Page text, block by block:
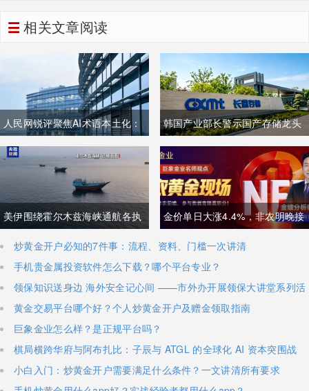
相关文章阅读
人民网锐评聚焦AI术语本土化：
夯实中文科技话语体系关乎全球
科技话语权争夺
韩国产业部长警示国产存储龙头
面临追赶压力，忌惮国内大举布
局半导体，呼吁加码本土资本投
入避免优势流失
美伊围绕霍尔木兹海峡通航各执
一词，美方称临时协议即将落
地，伊朗坚称仅与阿曼双边磋
商、通航恢复取决于美方态度
金价单日大涨4.4%，非农明晚接
棒丨黄金后市如何？
炒黄金开户必知的7件事：流程、资料、门槛一次讲清
手机贵金属投资软件怎么下载？哪个平台专业？
领保知识送身边 海外安全记心间 ——市外办开展领保大讲堂系列活
黄金交易平台哪个好？个人炒黄金开户及赠金领取指南
巨象金业怎么样？是正规平台吗？
棋局横跨华府与阿布扎比：子辰与 ATGL 的全球化 AI 资本突围战
小白入门：炒黄金开户需要满足什么条件？一文讲清所有要求